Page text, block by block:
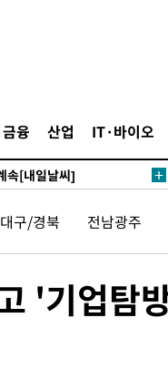
금융 산업 IT·바이오
감시·경계태세 강화"
가능성
사"
[내일날씨]
일 재개
수색에 '충격·당황'
순간 '40도'
마감
대구/경북 전남광주
'기업탐